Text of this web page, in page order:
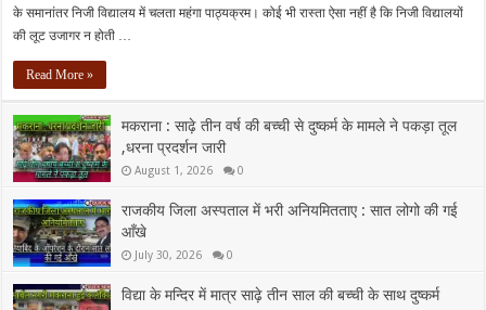
के समानांतर निजी विद्यालय में चलता महंगा पाठ्यक्रम। कोई भी रास्ता ऐसा नहीं है कि निजी विद्यालयों
की लूट उजागर न होती …
Read More »
मकराना : साढ़े तीन वर्ष की बच्ची से दुष्कर्म के मामले ने पकड़ा तूल
,धरना प्रदर्शन जारी
August 1, 2026 0
राजकीय जिला अस्पताल में भरी अनियमितताए : सात लोगो की गई
आँखे
July 30, 2026 0
विद्या के मन्दिर में मात्र साढ़े तीन साल की बच्ची के साथ दुष्कर्म